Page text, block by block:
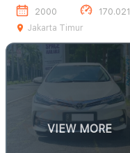
2000
170.021
Jakarta Timur
VIEW MORE